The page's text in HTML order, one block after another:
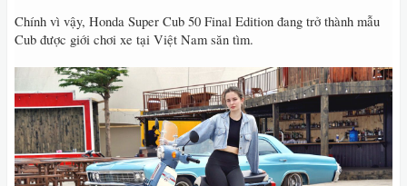
Chính vì vậy, Honda Super Cub 50 Final Edition đang trở thành mẫu
Cub được giới chơi xe tại Việt Nam săn tìm.